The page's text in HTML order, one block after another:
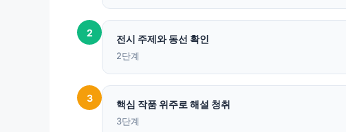
2
전시 주제와 동선 확인
2단계
3
핵심 작품 위주로 해설 청취
3단계